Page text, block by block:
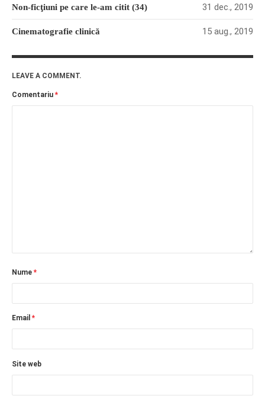
Non-ficţiuni pe care le-am citit (34) 31 dec., 2019
Cinematografie clinică 15 aug., 2019
LEAVE A COMMENT.
Comentariu *
Nume *
Email *
Site web